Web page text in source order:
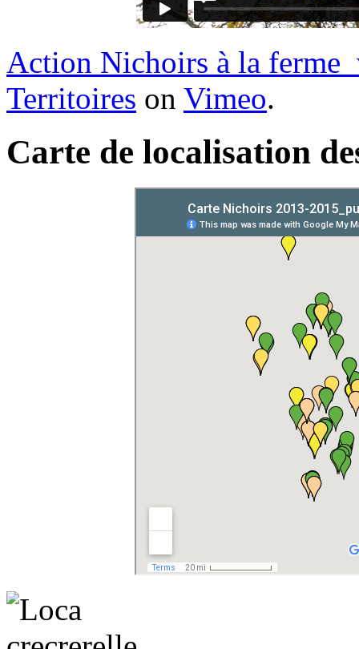
Action Nichoirs à la
Territoires on Vimeo.
Carte de localisation